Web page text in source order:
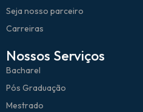
Seja nosso parceiro
Carreiras
Nossos Serviços
Bacharel
Pós Graduação
Mestrado